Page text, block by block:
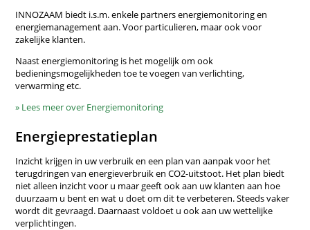
INNOZAAM biedt i.s.m. enkele partners energiemonitoring en
energiemanagement aan. Voor particulieren, maar ook voor
zakelijke klanten.
Naast energiemonitoring is het mogelijk om ook
bedieningsmogelijkheden toe te voegen van verlichting,
verwarming etc.
» Lees meer over Energiemonitoring
Energieprestatieplan
Inzicht krijgen in uw verbruik en een plan van aanpak voor het
terugdringen van energieverbruik en CO2-uitstoot. Het plan biedt
niet alleen inzicht voor u maar geeft ook aan uw klanten aan hoe
duurzaam u bent en wat u doet om dit te verbeteren. Steeds vaker
wordt dit gevraagd. Daarnaast voldoet u ook aan uw wettelijke
verplichtingen.